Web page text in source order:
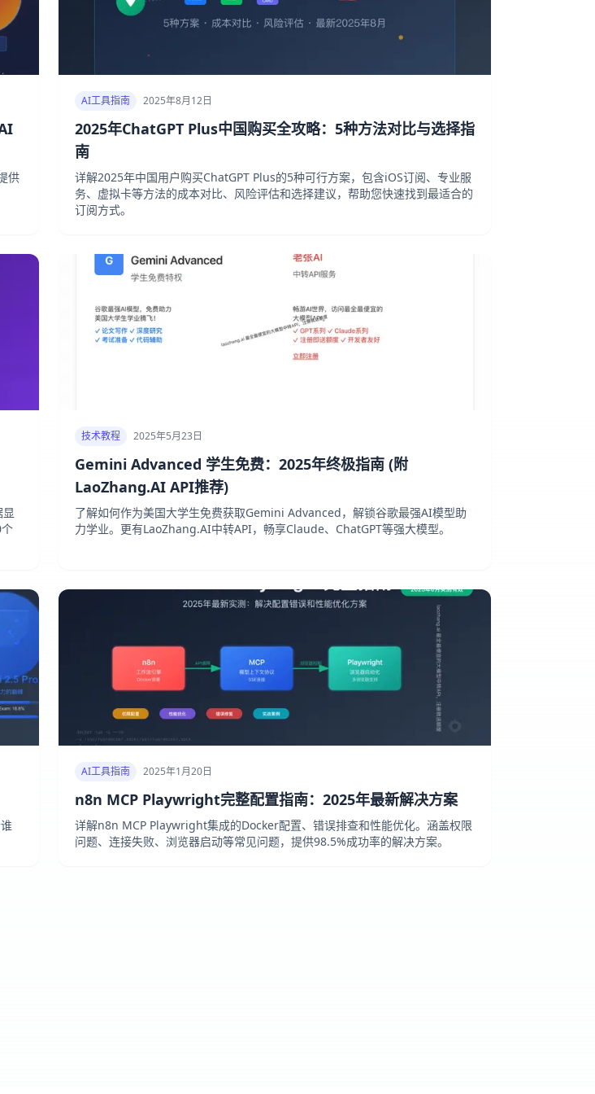
供
AI工具指南 2025年8月12日
2025年ChatGPT Plus中国购买全攻略：5种方法对比与选择指
南
详解2025年中国用户购买ChatGPT Plus的5种可行方案，包含iOS订阅、专业服
务、虚拟卡等方法的成本对比、风险评估和选择建议，帮助您快速找到最适合的
订阅方式。
技术教程 2025年5月23日
Gemini Advanced 学生免费：2025年终极指南 (附
LaoZhang.AI API推荐)
了解如何作为美国大学生免费获取Gemini Advanced，解锁谷歌最强AI模型助
力学业。更有LaoZhang.AI中转API，畅享Claude、ChatGPT等强大模型。
AI工具指南 2025年1月20日
n8n MCP Playwright完整配置指南：2025年最新解决方案
详解n8n MCP Playwright集成的Docker配置、错误排查和性能优化。涵盖权限
问题、连接失败、浏览器启动等常见问题，提供98.5%成功率的解决方案。